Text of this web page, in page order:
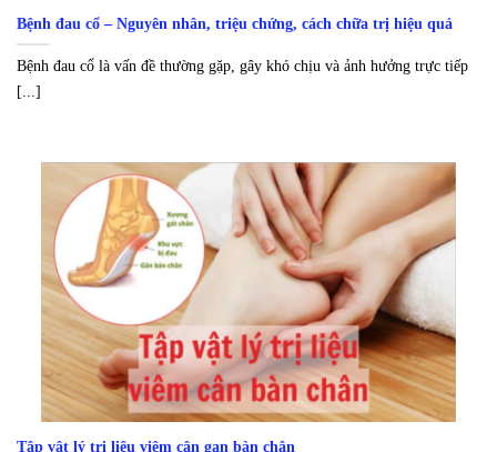
Bệnh đau cổ – Nguyên nhân, triệu chứng, cách chữa trị hiệu quả
Bệnh đau cổ là vấn đề thường gặp, gây khó chịu và ảnh hưởng trực tiếp
[...]
Tập vật lý trị liệu viêm cân gan bàn chân